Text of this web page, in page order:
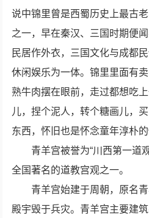
说中锦里曾是西蜀历史上最古
之一，早在秦汉、三国时期便
民居作外衣，三国文化与成都
休闲娱乐为一体。锦里里面有
熟牛肉摆在眼前，走过都想吃
儿，捏个泥人，转个糖画儿，
东西，怀旧也是怀念童年淳朴的
青羊宫被誉为“川西第一道
全国著名的道教宫观之一。
青羊宫始建于周朝，原名
殿宇毁于兵灾。青羊宫主要建